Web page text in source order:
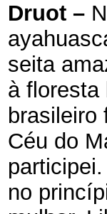
Druot –
seita
à floresta
Céu do
no